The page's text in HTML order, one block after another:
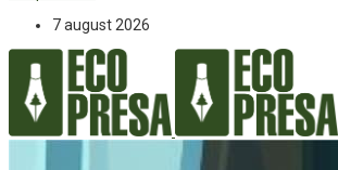
7 august 2026